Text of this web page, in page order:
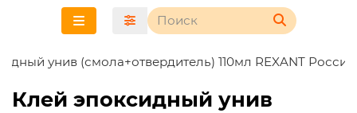
унив (смола+отвердитель) 110мл REXANT Россия
Клей эпоксидный унив